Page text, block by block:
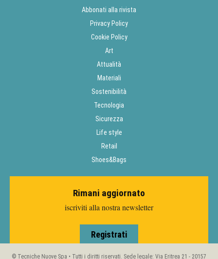
Abbonati alla rivista
Privacy Policy
Cookie Policy
Art
Attualità
Materiali
Sostenibilità
Tecnologia
Sicurezza
Life style
Retail
Shoes&Bags
Rimani aggiornato
iscriviti alla nostra newsletter
Registrati
© Tecniche Nuove Spa • Tutti i diritti riservati. Sede legale: Via Eritrea 21 - 20157